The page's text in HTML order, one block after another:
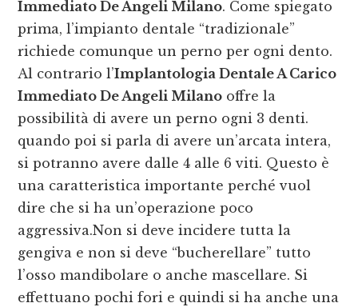
Immediato De Angeli Milano. Come spiegato
prima, l’impianto dentale “tradizionale”
richiede comunque un perno per ogni dento.
Al contrario l’Implantologia Dentale A Carico
Immediato De Angeli Milano offre la
possibilità di avere un perno ogni 3 denti.
quando poi si parla di avere un’arcata intera,
si potranno avere dalle 4 alle 6 viti. Questo è
una caratteristica importante perché vuol
dire che si ha un’operazione poco
aggressiva.Non si deve incidere tutta la
gengiva e non si deve “bucherellare” tutto
l’osso mandibolare o anche mascellare. Si
effettuano pochi fori e quindi si ha anche una